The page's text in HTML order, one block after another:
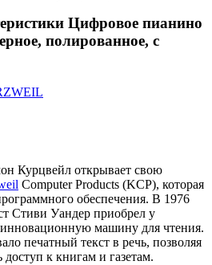
Цифровое пианино
полированное, с
Курцвейл открывает свою
Computer Products (KCP), которая
обеспечения. В 1976
Стиви Уандер приобрел у
машину для чтения.
печатный текст в речь, позволяя
к книгам и газетам.